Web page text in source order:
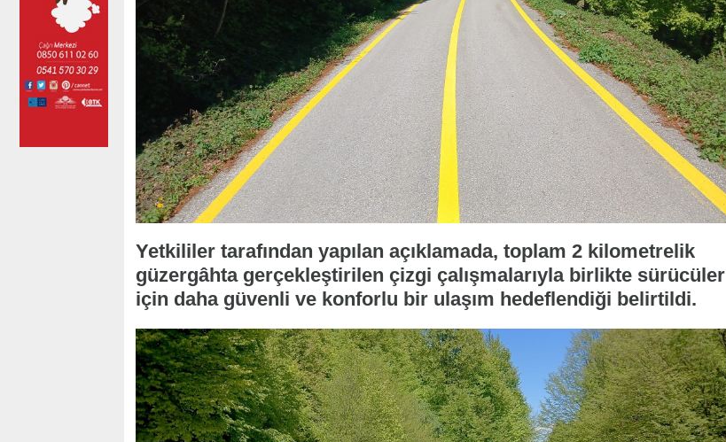
Yetkililer tarafından yapılan açıklamada, toplam 2 kilometrelik
güzergâhta gerçekleştirilen çizgi çalışmalarıyla birlikte sürücüler
için daha güvenli ve konforlu bir ulaşım hedeflendiği belirtildi.